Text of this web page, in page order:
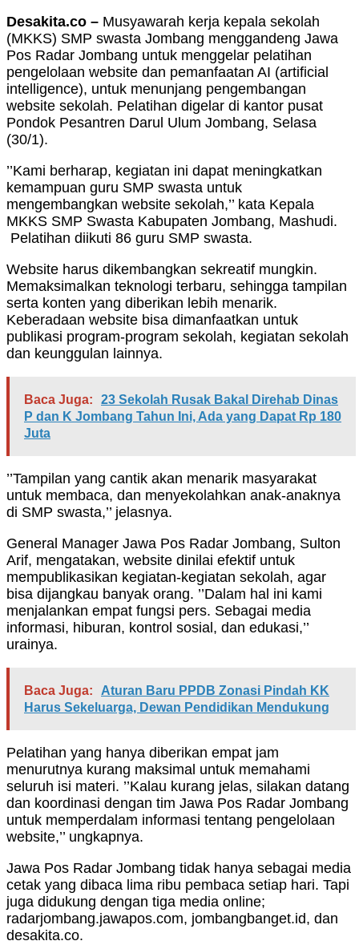
Desakita.co – Musyawarah kerja kepala sekolah
(MKKS) SMP swasta Jombang menggandeng Jawa
Pos Radar Jombang untuk menggelar pelatihan
pengelolaan website dan pemanfaatan AI (artificial
intelligence), untuk menunjang pengembangan
website sekolah. Pelatihan digelar di kantor pusat
Pondok Pesantren Darul Ulum Jombang, Selasa
(30/1).
’’Kami berharap, kegiatan ini dapat meningkatkan
kemampuan guru SMP swasta untuk
mengembangkan website sekolah,’’ kata Kepala
MKKS SMP Swasta Kabupaten Jombang, Mashudi.
Pelatihan diikuti 86 guru SMP swasta.
Website harus dikembangkan sekreatif mungkin.
Memaksimalkan teknologi terbaru, sehingga tampilan
serta konten yang diberikan lebih menarik.
Keberadaan website bisa dimanfaatkan untuk
publikasi program-program sekolah, kegiatan sekolah
dan keunggulan lainnya.
Baca Juga:
23 Sekolah Rusak Bakal Direhab Dinas
P dan K Jombang Tahun Ini, Ada yang Dapat Rp 180
Juta
’’Tampilan yang cantik akan menarik masyarakat
untuk membaca, dan menyekolahkan anak-anaknya
di SMP swasta,’’ jelasnya.
General Manager Jawa Pos Radar Jombang, Sulton
Arif, mengatakan, website dinilai efektif untuk
mempublikasikan kegiatan-kegiatan sekolah, agar
bisa dijangkau banyak orang. ’’Dalam hal ini kami
menjalankan empat fungsi pers. Sebagai media
informasi, hiburan, kontrol sosial, dan edukasi,’’
urainya.
Baca Juga:
Aturan Baru PPDB Zonasi Pindah KK
Harus Sekeluarga, Dewan Pendidikan Mendukung
Pelatihan yang hanya diberikan empat jam
menurutnya kurang maksimal untuk memahami
seluruh isi materi. ’’Kalau kurang jelas, silakan datang
dan koordinasi dengan tim Jawa Pos Radar Jombang
untuk memperdalam informasi tentang pengelolaan
website,’’ ungkapnya.
Jawa Pos Radar Jombang tidak hanya sebagai media
cetak yang dibaca lima ribu pembaca setiap hari. Tapi
juga didukung dengan tiga media online;
radarjombang.jawapos.com, jombangbanget.id, dan
desakita.co.